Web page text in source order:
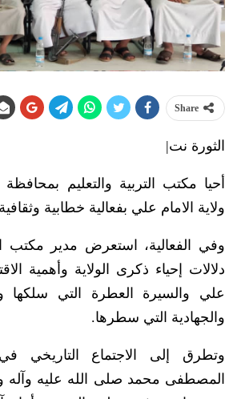
Share
الثورة نت|
أحيا مكتب التربية والتعليم
ولاية الامام علي بفعالية خطابية
وفي الفعالية، استعرض مدير مكتب
دلالات إحياء ذكرى الولاية وأهمية
علي والسيرة العطرة التي سلكها
والجهادية التي سطرها.
وتطرق إلى الاجتماع التاريخي
المصطفى محمد صلى الله عليه وآله